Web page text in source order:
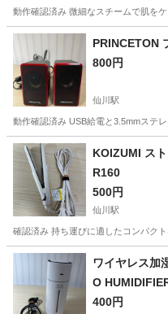
動作確認済み 微細なスチームで肌を
東京 調布市 美
PRINCETON
800円
仙川駅
動作確認済み USB給電と3.5mmステ
東京 調布市 オ
KOIZUMI ス
R160
500円
仙川駅
確認済み 持ち運びに適したコンパク
東京 調布市 仙川駅 美
ワイヤレス加
O
400円